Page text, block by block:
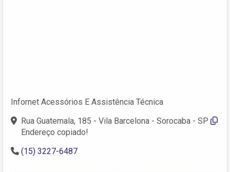
Infornet Acessórios E Assistência Técnica
Rua Guatemala, 185 - Vila Barcelona - Sorocaba - SP
Endereço copiado!
(15) 3227-6487